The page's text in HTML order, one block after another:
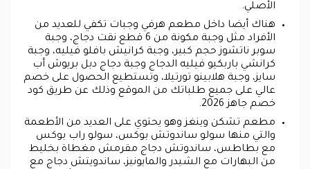
الأصلي.
هناك أيضا داخل مطعم هرفي وجبات تكفي للعديد من
الأفراد مثل وجبة مكونة من 6 قطع نقت دجاج، وجبة
سوبر ناتشوز حجم كبير، وجبة كرانيش بافلو فيليه، وجبة
كرانشي باربكيو فيليه الدجاج وجبة دجاج دبل بريوش أب
سايز، وجبة هلابينو تورتيلا، وتستطيع الحصول على خصم
عالي على جميع طلباتك من الموقع وذلك عن طريق كود
خصم جاهز 2026.
مطعم تشكن وينغز وهو يحتوي على العديد من الأطعمة
والتي منها سولو ساندوتش بوكس، سولو راب بوكس
مع بطاطس، ساندوتش دجاج مقرمش مغطاة بخليط
من البهارات مع الشيدر والمايونيز، ساندويتش دجاج مع